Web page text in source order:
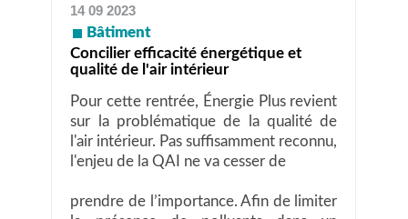
14 09 2023
Bâtiment
Concilier efficacité énergétique et
qualité de l'air intérieur
Pour cette rentrée, Énergie Plus revient
sur la problématique de la qualité de
l'air intérieur. Pas suffisamment reconnu,
l'enjeu de la QAI ne va cesser de
prendre de l’importance. Afin de limiter